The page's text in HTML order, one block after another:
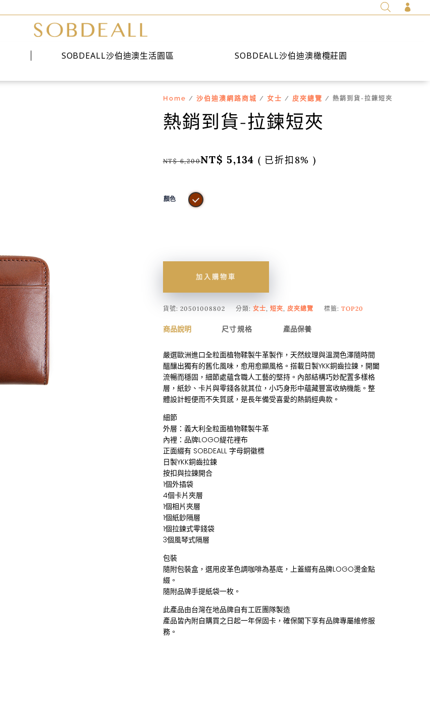

SOBDEALL沙伯迪澳生活園區 SOBDEALL沙伯迪澳橄欖莊園
Home / 沙伯迪澳網路商城 / 女士 / 皮夾總覽 / 熱銷到貨-拉鍊短夾
熱銷到貨-拉鍊短夾
NT$6,200NT$ 5,134 ( 已折扣8% )
顏色
加入購物車
貨號: 20501008802 分類: 女士, 短夾, 皮夾總覽 標籤: TOP20
商品說明 尺寸規格 產品保養
嚴選歐洲進口全粒面植物鞣製牛革製作，天然紋理與溫潤色澤隨時間
醞釀出獨有的舊化風味，愈用愈顯風格。搭載日製YKK銅齒拉鍊，開闔
流暢而穩固，細節處蘊含職人工藝的堅持。內部結構巧妙配置多樣格
層，紙鈔、卡片與零錢各就其位，小巧身形中蘊藏豐富收納機能。整
體設計輕便而不失質感，是長年備受喜愛的熱銷經典款。
細節
外層：義大利全粒面植物鞣製牛革
內裡：品牌LOGO緹花裡布
正面綴有 SOBDEALL 字母銅徽標
日製YKK銅齒拉鍊
按扣與拉鍊開合
1個外插袋
4個卡片夾層
1個相片夾層
1個紙鈔隔層
1個拉鍊式零錢袋
3個風琴式隔層
包裝
隨附包裝盒，選用皮革色調咖啡為基底，上蓋綴有品牌LOGO燙金點
綴。
隨附品牌手提紙袋一枚。
此產品由台灣在地品牌自有工匠團隊製造
產品皆內附自購買之日起一年保固卡，確保閣下享有品牌專屬維修服
務。